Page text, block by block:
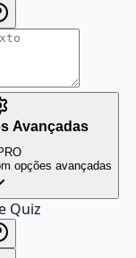
Avançadas
opções avançadas
Quiz